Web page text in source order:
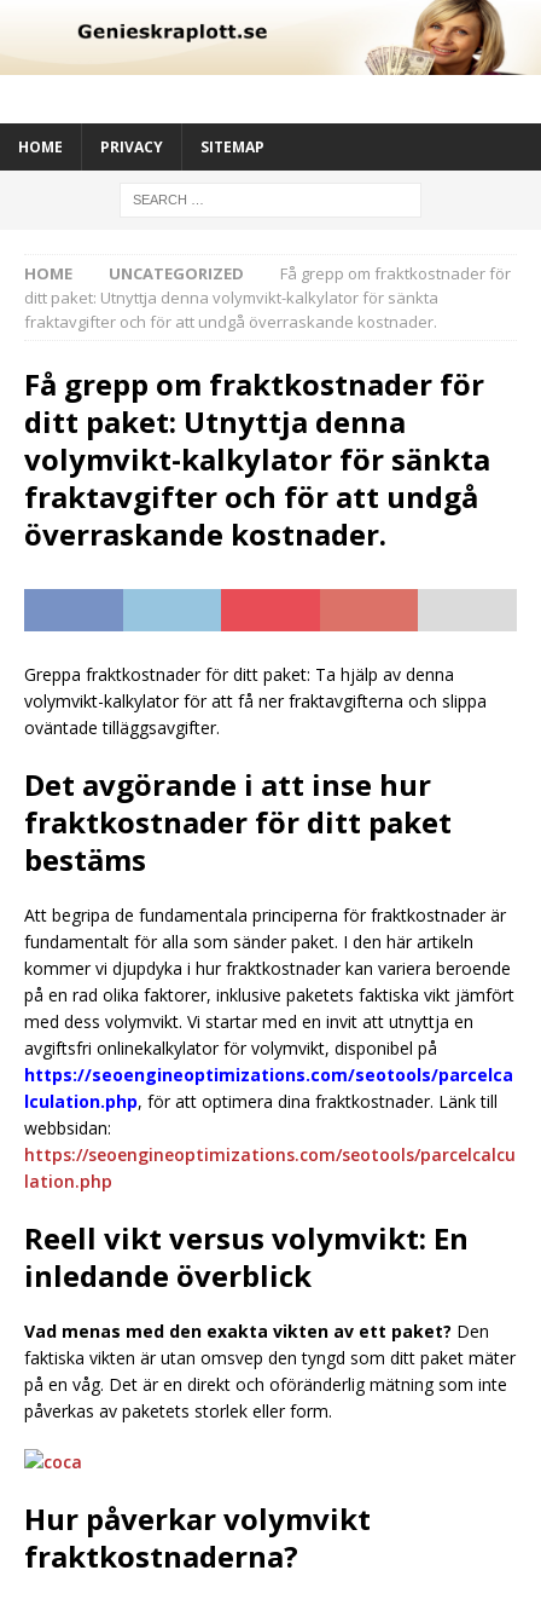
HOME PRIVACY SITEMAP
HOME UNCATEGORIZED
Få grepp om fraktkostnader för
ditt paket: Utnyttja denna volymvikt-kalkylator för sänkta
fraktavgifter och för att undgå överraskande kostnader.
Få grepp om fraktkostnader för
ditt paket: Utnyttja denna
volymvikt-kalkylator för sänkta
fraktavgifter och för att undgå
överraskande kostnader.
Greppa fraktkostnader för ditt paket: Ta hjälp av denna
volymvikt-kalkylator för att få ner fraktavgifterna och slippa
oväntade tilläggsavgifter.
Det avgörande i att inse hur
fraktkostnader för ditt paket
bestäms
Att begripa de fundamentala principerna för fraktkostnader är
fundamentalt för alla som sänder paket. I den här artikeln
kommer vi djupdyka i hur fraktkostnader kan variera beroende
på en rad olika faktorer, inklusive paketets faktiska vikt jämfört
med dess volymvikt. Vi startar med en invit att utnyttja en
avgiftsfri onlinekalkylator för volymvikt, disponibel på
https://seoengineoptimizations.com/seotools/parcelca
lculation.php, för att optimera dina fraktkostnader. Länk till
webbsidan:
https://seoengineoptimizations.com/seotools/parcelcalcu
lation.php
Reell vikt versus volymvikt: En
inledande överblick
Vad menas med den exakta vikten av ett paket? Den
faktiska vikten är utan omsvep den tyngd som ditt paket mäter
på en våg. Det är en direkt och oföränderlig mätning som inte
påverkas av paketets storlek eller form.
Hur påverkar volymvikt
fraktkostnaderna?